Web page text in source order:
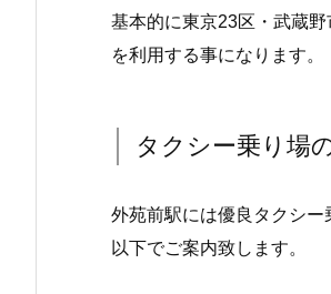
基本的に東京23区・武蔵
を利用する事になります。
タクシー乗り場
外苑前駅には優良タクシー
以下でご案内致します。